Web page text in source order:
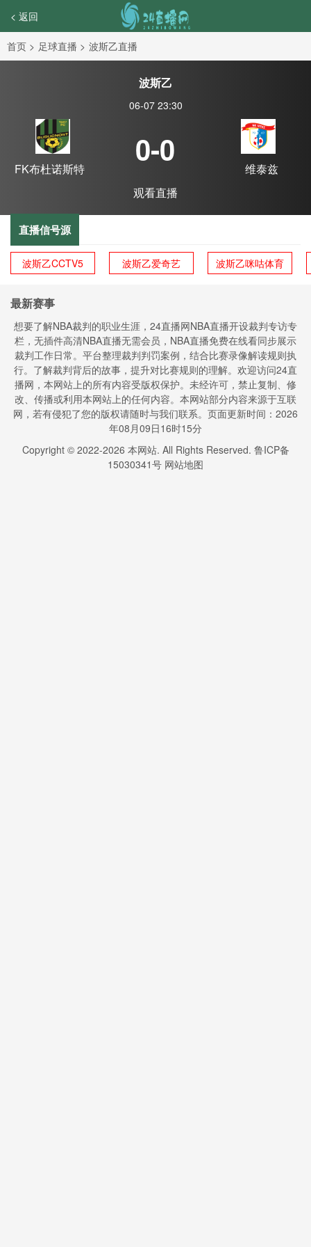
< 返回
首页 > 足球直播 > 波斯乙直播
波斯乙
06-07 23:30
FK布杜诺斯特
0-0
维泰兹
观看直播
直播信号源
波斯乙CCTV5 波斯乙爱奇艺 波斯乙咪咕体育
最新赛事
想要了解NBA裁判的职业生涯，24直播网NBA直播开设裁判专访专
栏，无插件高清NBA直播无需会员，NBA直播免费在线看同步展示
裁判工作日常。平台整理裁判判罚案例，结合比赛录像解读规则执
行。了解裁判背后的故事，提升对比赛规则的理解。欢迎访问24直
播网，本网站上的所有内容受版权保护。未经许可，禁止复制、修
改、传播或利用本网站上的任何内容。本网站部分内容来源于互联
网，若有侵犯了您的版权请随时与我们联系。页面更新时间：2026
年08月09日16时15分
Copyright © 2022-2026 本网站. All Rights Reserved. 鲁ICP备
15030341号 网站地图